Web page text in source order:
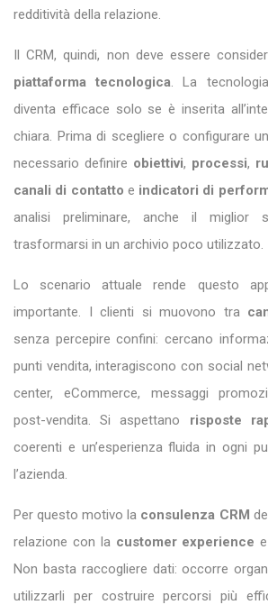
redditività della relazione.
Il CRM, quindi, non deve essere
piattaforma tecnologica. La
diventa efficace solo se è inserita
chiara. Prima di scegliere o configurare
necessario definire obiettivi, processi,
canali di contatto e indicatori di
analisi preliminare, anche il miglior
trasformarsi in un archivio poco utilizzato.
Lo scenario attuale rende questo
importante. I clienti si muovono tra
senza percepire confini: cercano
punti vendita, interagiscono con social
center, eCommerce, messaggi
post-vendita. Si aspettano risposte
coerenti e un’esperienza fluida in ogni
l’azienda.
Per questo motivo la consulenza CRM
relazione con la customer experience
Non basta raccogliere dati: occorre
utilizzarli per costruire percorsi più